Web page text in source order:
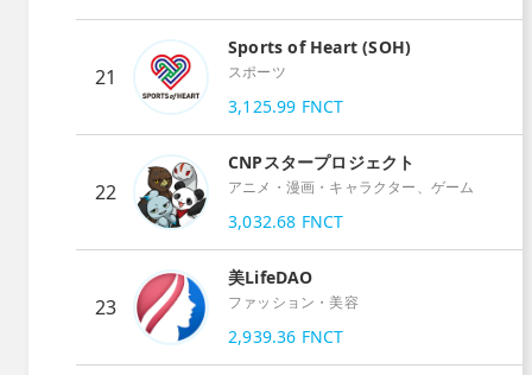
21
Sports of Heart (SOH)
スポーツ
3,125.99 FNCT
22
CNPスタープロジェクト
アニメ・漫画・キャラクター、ゲーム
3,032.68 FNCT
23
美LifeDAO
ファッション・美容
2,939.36 FNCT